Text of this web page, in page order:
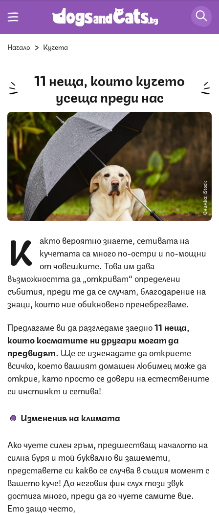
Начало Кучета
11 неща, които кучето
усеща преди нас
Снимка: iStock
К акто вероятно знаете, сетивата на
кучетата са много по-остри и по-мощни
от човешките. Това им дава
възможността да „откриват“ определени
събития, преди те да се случат, благодарение на
знаци, които ние обикновено пренебрегваме.
Предлагаме ви да разгледаме заедно11 неща,
които косматите ни другари могат да
предвидят. Ще се изненадате да откриете
всичко, което вашият домашен любимец може да
открие, като просто се довери на естествените
си инстинкт и сетива!
Изменения на климата
Ако чуете силен гръм, предшестващ началото на
силна буря и той буквално ви зашемети,
представете си какво се случва в същия момент с
вашето куче! До неговия фин слух този звук
достига много, преди да го чуете самите вие.
Ето защо често,